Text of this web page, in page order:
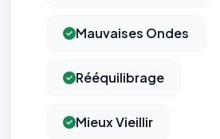
Mauvaises Ondes
Rééquilibrage
Mieux Vieillir